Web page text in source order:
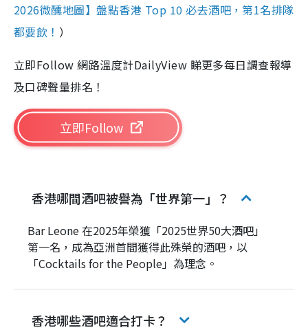
2026微醺地圖】盤點香港 Top 10 必去酒吧，第1名排隊
都要飲！ ）
立即Follow 網路溫度計DailyView 睇更多每日調查報導
及口碑聲量排名！
立即Follow
香港哪間酒吧被譽為「世界第一」？
Bar Leone 在2025年榮獲「2025世界50大酒吧」
第一名，成為亞洲首間獲得此殊榮的酒吧，以
「Cocktails for the People」為理念。
香港哪些酒吧適合打卡？